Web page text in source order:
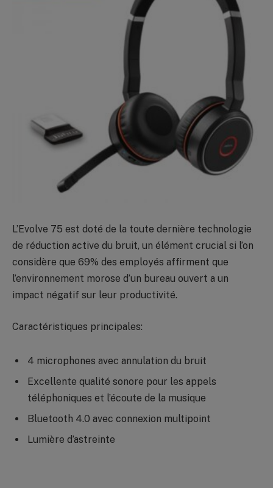
L’Evolve 75 est doté de la toute dernière technologie
de réduction active du bruit, un élément crucial si l’on
considère que 69% des employés affirment que
l’environnement morose d’un bureau ouvert a un
impact négatif sur leur productivité.
Caractéristiques principales:
4 microphones avec annulation du bruit
Excellente qualité sonore pour les appels
téléphoniques et l’écoute de la musique
Bluetooth 4.0 avec connexion multipoint
Lumière d’astreinte